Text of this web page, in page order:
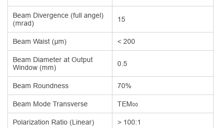
Beam Divergence (full angel)
(mrad)
15
Beam Waist (μm)
< 200
Beam Diameter at Output
Window (mm)
0.5
Beam Roundness
70%
Beam Mode Transverse
TEM00
Polarization Ratio (Linear)
> 100:1